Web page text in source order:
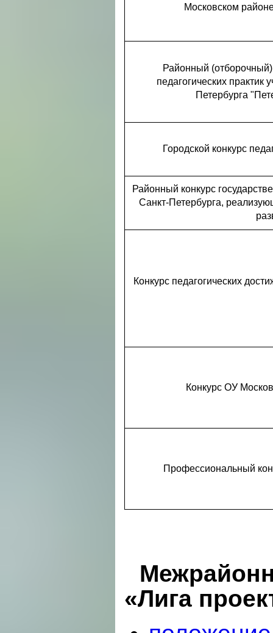
Московском
Районный (отборочный)
педагогических
Петербурга
Городской конкурс
Районный конкурс
Санкт-Петербурга,
Конкурс педагогических
Конкурс ОУ
Профессиональный
«Лига